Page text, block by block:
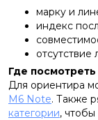
марку и
индекс
Где
Для ориентира
M6 Note. Также
категории,